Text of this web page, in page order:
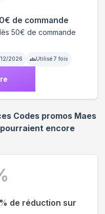
de commande
50€ de commande
12/2026 Utilisé 7 fois
Codes promos Maes
encore
de réduction sur